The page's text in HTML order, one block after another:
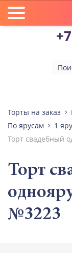
Торты на заказ
По ярусам
1
Торт свадебный
Торт
№3223